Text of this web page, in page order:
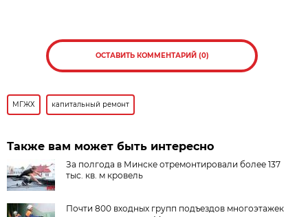
ОСТАВИТЬ КОММЕНТАРИЙ (0)
МГЖХ капитальный ремонт
Также вам может быть интересно
За полгода в Минске отремонтировали более 137
тыс. кв. м кровель
Почти 800 входных групп подъездов многоэтажек